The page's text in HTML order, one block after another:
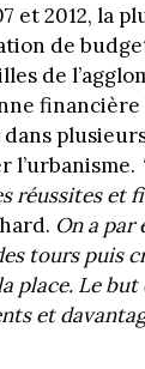
et 2012, la
de
de
financière
dans
l’urbanisme.
réussites et
On a par
tours puis
place. Le but
et